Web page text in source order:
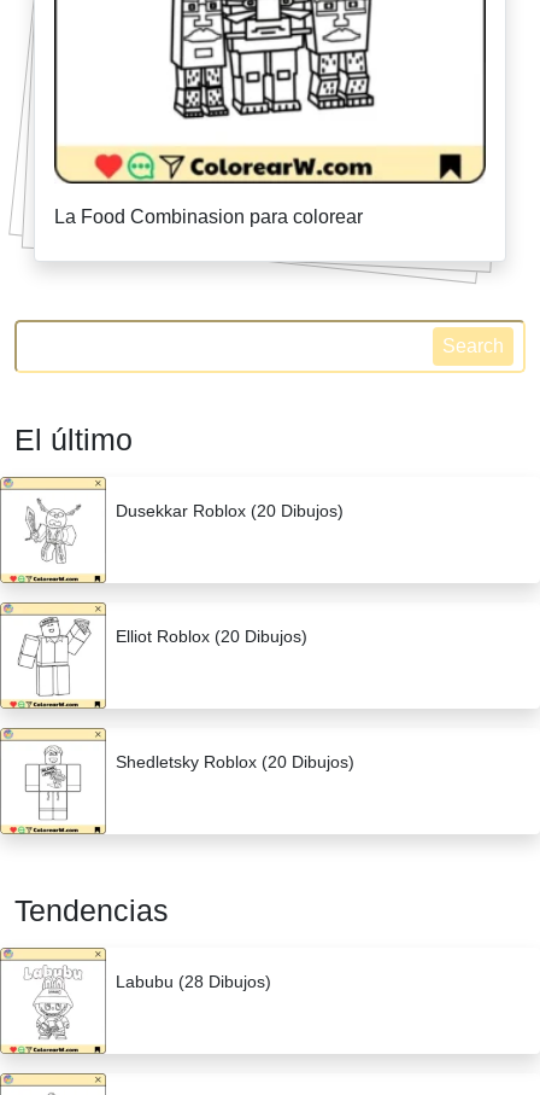
La Food Combinasion para colorear
Search
El último
Dusekkar Roblox (20 Dibujos)
Elliot Roblox (20 Dibujos)
Shedletsky Roblox (20 Dibujos)
Tendencias
Labubu (28 Dibujos)